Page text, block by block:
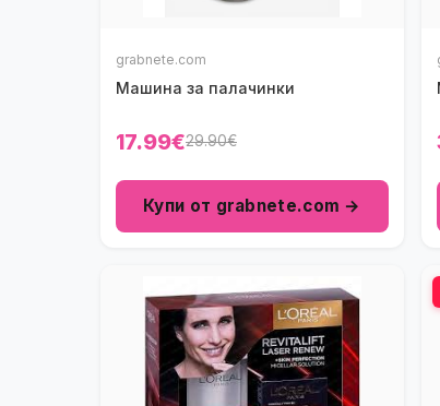
grabnete.com
Машина за палачинки
17.99€29.90€
Купи от grabnete.com →